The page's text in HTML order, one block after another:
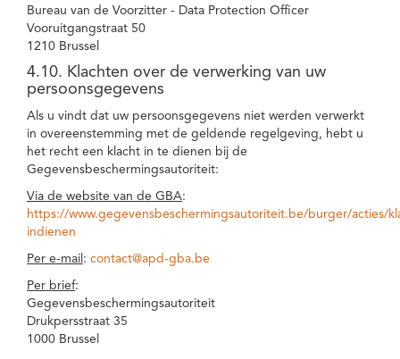
Bureau van de Voorzitter - Data Protection Officer
Vooruitgangstraat 50
1210 Brussel
4.10. Klachten over de verwerking van uw
persoonsgegevens
Als u vindt dat uw persoonsgegevens niet werden verwerkt
in overeenstemming met de geldende regelgeving, hebt u
het recht een klacht in te dienen bij de
Gegevensbeschermingsautoriteit:
Via de website van de GBA:
https://www.gegevensbeschermingsautoriteit.be/burger/acties/
indienen
Per e-mail : contact@apd-gba.be
Per brief:
Gegevensbeschermingsautoriteit
Drukpersstraat 35
1000 Brussel